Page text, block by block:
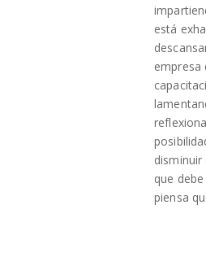
está
empresa
que
piensa